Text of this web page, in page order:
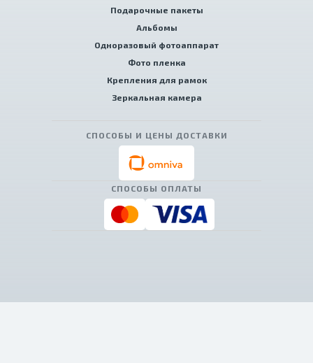
Подарочные пакеты
Альбомы
Одноразовый фотоаппарат
Фото пленка
Крепления для рамок
Зеркальная камера
СПОСОБЫ И ЦЕНЫ ДОСТАВКИ
СПОСОБЫ ОПЛАТЫ